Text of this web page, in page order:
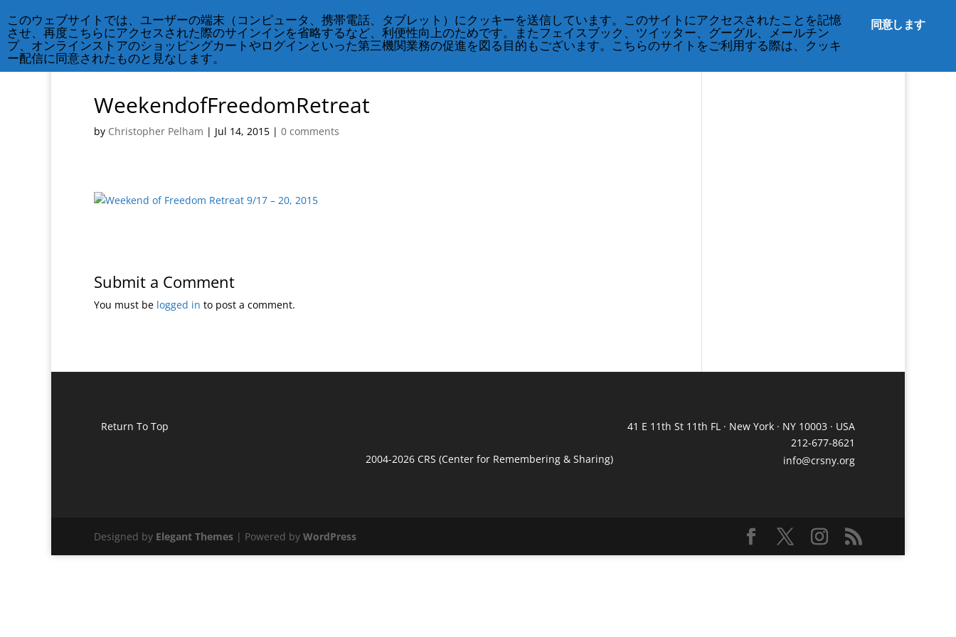
CRS クラス・スケジュール 奇跡のコース イベント プライバシーに関する規定
WeekendofFreedomRetreat
by Christopher Pelham | Jul 14, 2015 | 0 comments
Submit a Comment
You must be logged in to post a comment.
Return To Top
2004-2026 CRS (Center for Remembering & Sharing)
41 E 11th St 11th FL · New York · NY 10003 · USA
212-677-8621
info@crsny.org
Designed by Elegant Themes | Powered by WordPress
同意します
このウェブサイトでは、ユーザーの端末（コンピュータ、携帯電話、タブレット）にクッキーを送信しています。このサイトにアクセスされたことを記憶
させ、再度こちらにアクセスされた際のサインインを省略するなど、利便性向上のためです。またフェイスブック、ツイッター、グーグル、メールチン
プ、オンラインストアのショッピングカートやログインといった第三機関業務の促進を図る目的もございます。こちらのサイトをご利用する際は、クッキ
ー配信に同意されたものと見なします。